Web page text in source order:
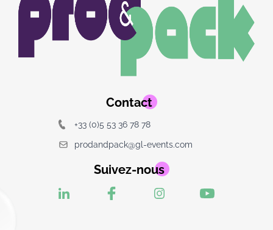
logo
Contact
+33 (0)5 53 36 78 78
prodandpack@gl-events.com
Suivez-nous